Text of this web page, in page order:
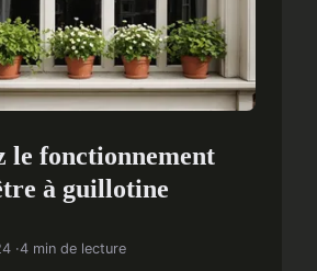
le fonctionnement
à guillotine
4 min de lecture